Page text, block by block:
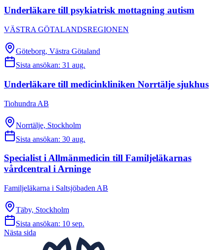
Underläkare till psykiatrisk mottagning autism
VÄSTRA GÖTALANDSREGIONEN
Göteborg, Västra Götaland
Sista ansökan: 31 aug.
Underläkare till medicinkliniken Norrtälje sjukhus
Tiohundra AB
Norrtälje, Stockholm
Sista ansökan: 30 aug.
Specialist i Allmänmedicin till Familjeläkarnas
vårdcentral i Arninge
Familjeläkarna i Saltsjöbaden AB
Täby, Stockholm
Sista ansökan: 10 sep.
Nästa sida